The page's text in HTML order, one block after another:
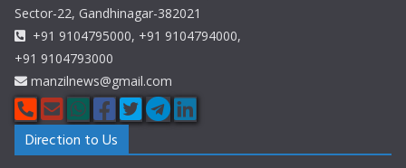
Sector-22, Gandhinagar-382021
+91 9104795000, +91 9104794000,
+91 9104793000
manzilnews@gmail.com
Direction to Us